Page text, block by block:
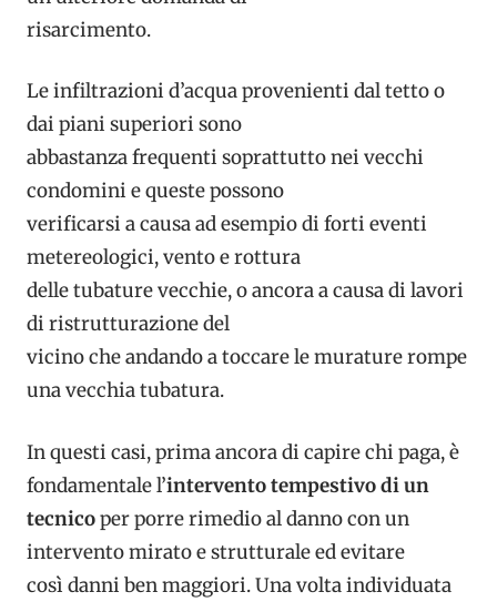
risarcimento.
Le infiltrazioni d’acqua provenienti dal tetto o
dai piani superiori sono
abbastanza frequenti soprattutto nei vecchi
condomini e queste possono
verificarsi a causa ad esempio di forti eventi
metereologici, vento e rottura
delle tubature vecchie, o ancora a causa di lavori
di ristrutturazione del
vicino che andando a toccare le murature rompe
una vecchia tubatura.
In questi casi, prima ancora di capire chi paga, è
fondamentale l’intervento tempestivo di un
tecnicoper porre rimedio al danno con un
intervento mirato e strutturale ed evitare
così danni ben maggiori. Una volta individuata